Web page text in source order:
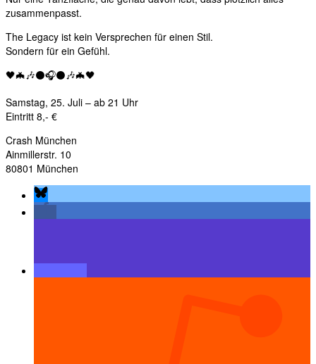
zusammenpasst.
The Legacy ist kein Versprechen für einen Stil.
Sondern für ein Gefühl.
🖤🦇🎶⚫🎧⚫🎶🦇🖤
Samstag, 25. Juli – ab 21 Uhr
Eintritt 8,- €
Crash München
Ainmillerstr. 10
80801 München